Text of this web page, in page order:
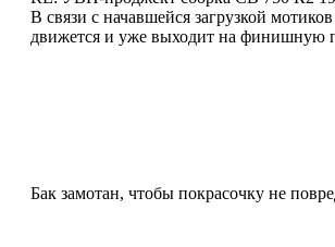
В связи с начавшейся загрузкой
движется и уже выходит на финишную
Бак замотан, чтобы покрасочку не